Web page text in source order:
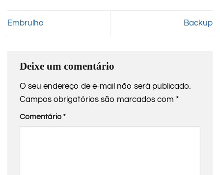
Embrulho Backup
Deixe um comentário
O seu endereço de e-mail não será publicado.
Campos obrigatórios são marcados com *
Comentário*